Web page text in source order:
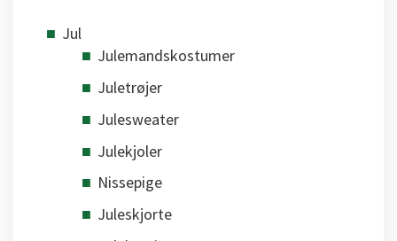
Jul
Julemandskostumer
Juletrøjer
Julesweater
Julekjoler
Nissepige
Juleskjorte